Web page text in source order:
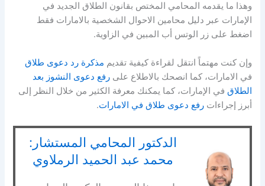
وهذا ما يقدمه المحامي المختص بقانون الطلاق الجديد في
الإمارات عبر دليل محامين الاحوال الشخصية بالامارات فقط
اضغط على زر الوتس أب المبين في الزاوية.
وإن كنت مهتماً انتقل لقراءة كيفية تقديم مذكرة رد دعوى طلاق
في الامارات، كما انصحك بالاطلاع علىرفع دعوى النشوز بعد
الطلاق في الإمارات، كما يمكنك معرفة الكثير من خلال النظر إلى
أبرز إجراءاترفع دعوى طلاق في الامارات.
الدكتور المحامي المستشار:
محمد عبد الحميد الرملاوي